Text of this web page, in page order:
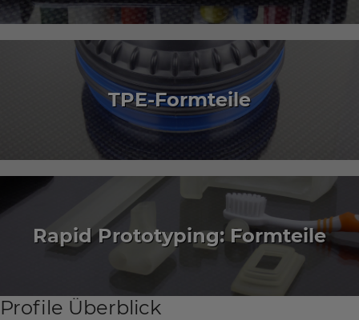
TPE-Formteile
Rapid Prototyping: Formteile
Profile Überblick